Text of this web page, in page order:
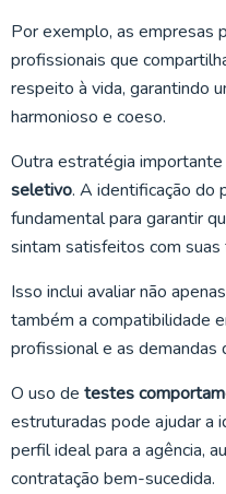
Por exemplo, as empresas
profissionais que
respeito à vida, garantindo
harmonioso e coeso.
Outra estratégia importante
seletivo. A identificação do
fundamental para garantir
sintam satisfeitos com suas
Isso inclui avaliar não
também a compatibilidade
profissional e as demandas
O uso de testes
estruturadas pode ajudar a
perfil ideal para a agência,
contratação bem-sucedida.